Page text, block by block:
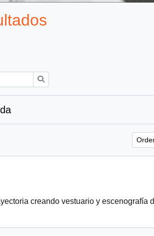
creando vestuario y escenografía